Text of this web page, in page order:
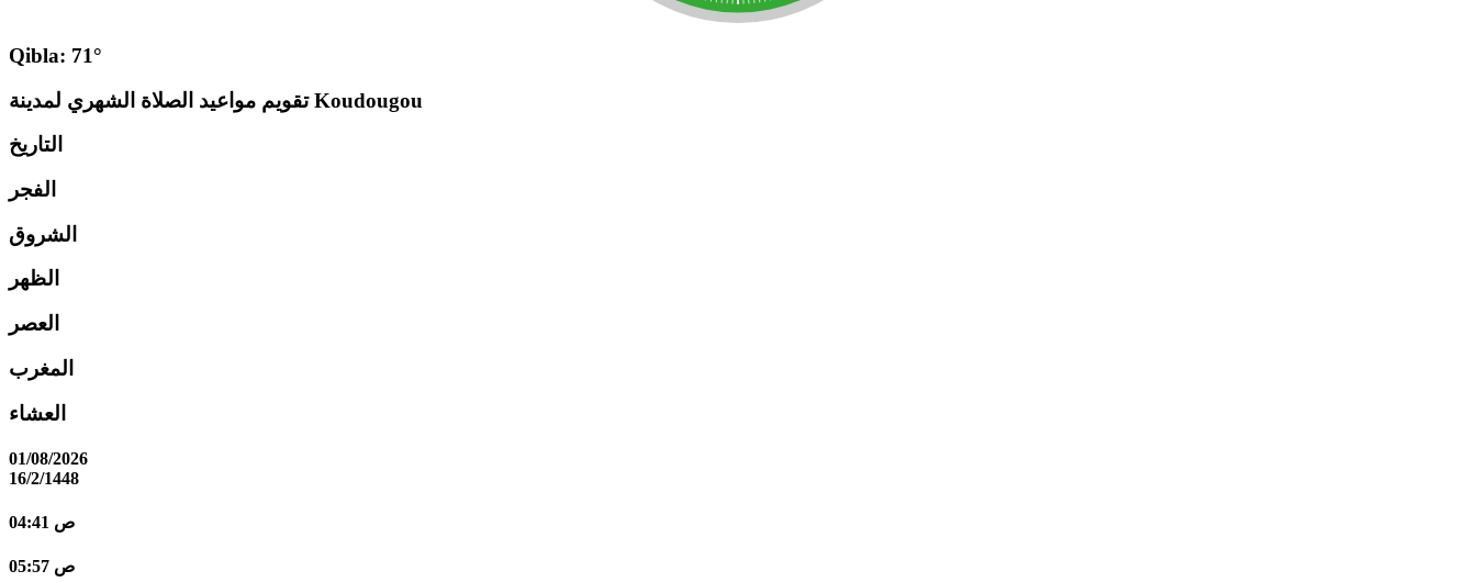
Qibla: 71°
تقويم مواعيد الصلاة الشهري لمدينة Koudougou
التاريخ
الفجر
الشروق
الظهر
العصر
المغرب
العشاء
01/08/2026
16/2/1448
04:41 ص
05:57 ص